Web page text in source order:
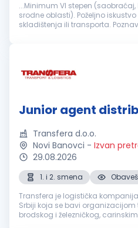
...Minimum VI stepen (saobraćaj,
srodne oblasti). Poželjno
skladištenja ili transporta.
Junior agent
Transfera d.o.o.
Novi Banovci - Izvan
29.08.2026
1. i 2. smena
Transfera je logistička
Srbiji koja se bavi
brodskog i železničkog,